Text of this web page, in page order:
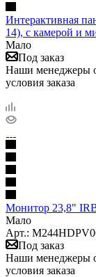
Интерактивная
14), c камерой и
Мало
Под заказ
Наши менеджеры
условия заказа
Монитор 23,8"
Мало
Арт.:
Под заказ
Наши менеджеры
условия заказа